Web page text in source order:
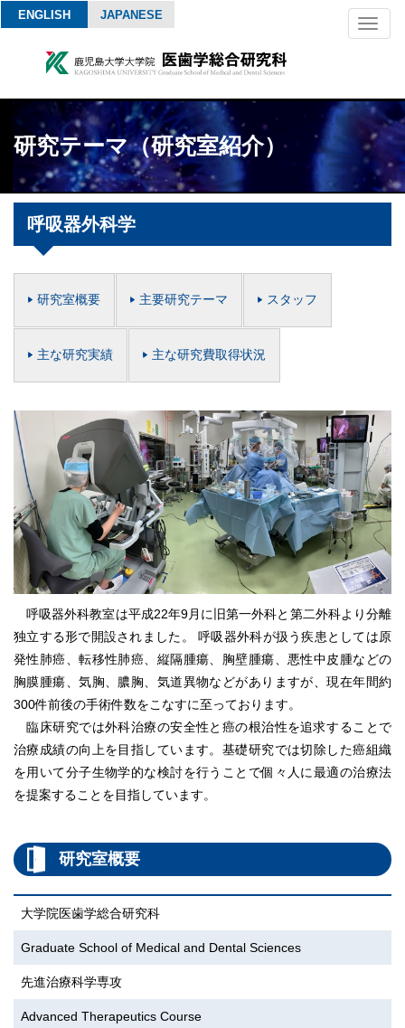
ENGLISH JAPANESE
研究テーマ（研究室紹介）
呼吸器外科学
研究室概要 主要研究テーマ スタッフ
主な研究実績 主な研究費取得状況
呼吸器外科教室は平成22年9月に旧第一外科と第二外科より分離
独立する形で開設されました。 呼吸器外科が扱う疾患としては原
発性肺癌、転移性肺癌、縦隔腫瘍、胸壁腫瘍、悪性中皮腫などの
胸膜腫瘍、気胸、膿胸、気道異物などがありますが、現在年間約
300件前後の手術件数をこなすに至っております。
臨床研究では外科治療の安全性と癌の根治性を追求することで
治療成績の向上を目指しています。基礎研究では切除した癌組織
を用いて分子生物学的な検討を行うことで個々人に最適の治療法
を提案することを目指しています。
研究室概要
大学院医歯学総合研究科
Graduate School of Medical and Dental Sciences
先進治療科学専攻
Advanced Therapeutics Course